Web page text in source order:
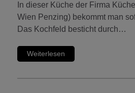
In dieser Küche der Firma
Wien Penzing) bekommt man
Das Kochfeld besticht durch…
Weiterlesen